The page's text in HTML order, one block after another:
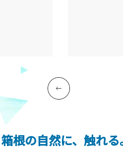
箱根の自然に、触れる